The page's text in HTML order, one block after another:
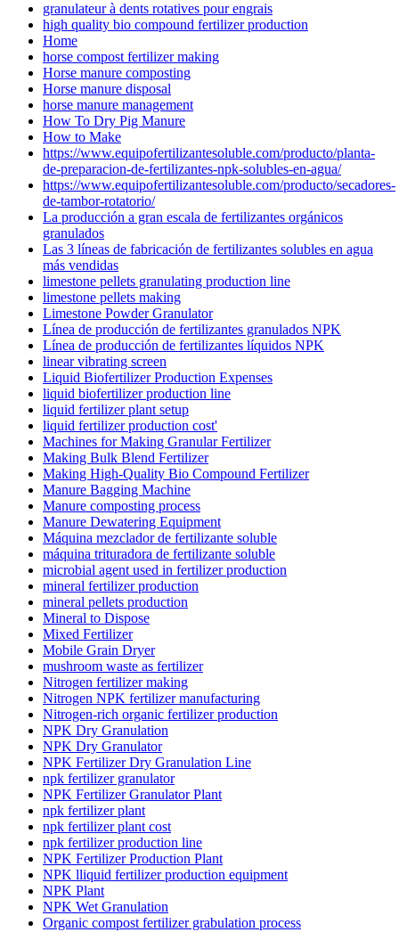
granulateur à dents rotatives pour engrais
high quality bio compound fertilizer production
Home
horse compost fertilizer making
Horse manure composting
Horse manure disposal
horse manure management
How To Dry Pig Manure
How to Make
https://www.equipofertilizantesoluble.com/producto/planta-
de-preparacion-de-fertilizantes-npk-solubles-en-agua/
https://www.equipofertilizantesoluble.com/producto/secadores-
de-tambor-rotatorio/
La producción a gran escala de fertilizantes orgánicos
granulados
Las 3 líneas de fabricación de fertilizantes solubles en agua
más vendidas
limestone pellets granulating production line
limestone pellets making
Limestone Powder Granulator
Línea de producción de fertilizantes granulados NPK
Línea de producción de fertilizantes líquidos NPK
linear vibrating screen
Liquid Biofertilizer Production Expenses
liquid biofertilizer production line
liquid fertilizer plant setup
liquid fertilizer production cost'
Machines for Making Granular Fertilizer
Making Bulk Blend Fertilizer
Making High-Quality Bio Compound Fertilizer
Manure Bagging Machine
Manure composting process
Manure Dewatering Equipment
Máquina mezclador de fertilizante soluble
máquina trituradora de fertilizante soluble
microbial agent used in fertilizer production
mineral fertilizer production
mineral pellets production
Mineral to Dispose
Mixed Fertilizer
Mobile Grain Dryer
mushroom waste as fertilizer
Nitrogen fertilizer making
Nitrogen NPK fertilizer manufacturing
Nitrogen-rich organic fertilizer production
NPK Dry Granulation
NPK Dry Granulator
NPK Fertilizer Dry Granulation Line
npk fertilizer granulator
NPK Fertilizer Granulator Plant
npk fertilizer plant
npk fertilizer plant cost
npk fertilizer production line
NPK Fertilizer Production Plant
NPK lliquid fertilizer production equipment
NPK Plant
NPK Wet Granulation
Organic compost fertilizer grabulation process